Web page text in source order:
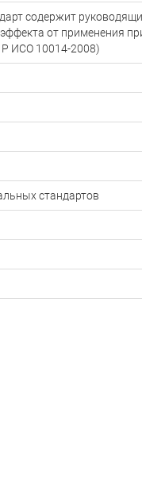
содержит
от применения
ИСО 10014-2008)
стандартов